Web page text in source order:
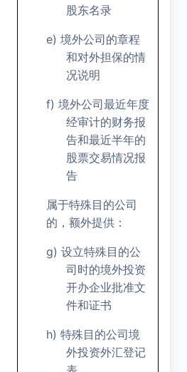
股东名录
e) 境外公司的章程
和对外担保的情
况说明
f) 境外公司最近年度
经审计的财务报
告和最近半年的
股票交易情况报
告
属于特殊目的公司
的，额外提供：
g) 设立特殊目的公
司时的境外投资
开办企业批准文
件和证书
h) 特殊目的公司境
外投资外汇登记